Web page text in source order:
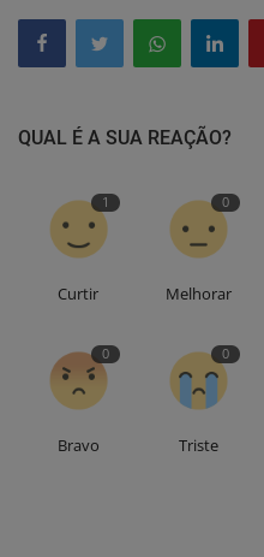
QUAL É A SUA REAÇÃO?
1
Curtir
0
Melhorar
0
Bravo
0
Triste